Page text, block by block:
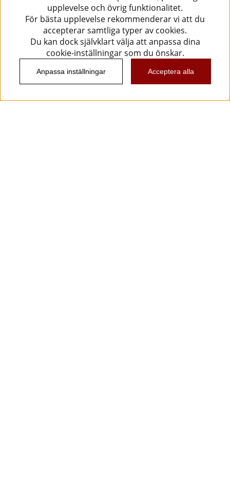
upplevelse och övrig funktionalitet.
För bästa upplevelse rekommenderar vi att du
accepterar samtliga typer av cookies.
Du kan dock självklart välja att anpassa dina
cookie-inställningar som du önskar.
Anpassa inställningar Acceptera alla